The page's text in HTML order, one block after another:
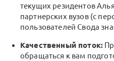
текущих резидентов
партнерских вузов (с
пользователей Свода
Качественный поток:
обращаться к вам